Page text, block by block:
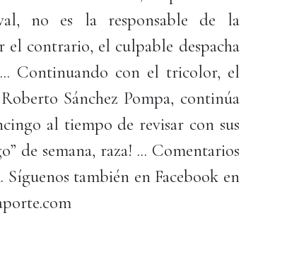
no es la responsable de la
el contrario, el culpable despacha
Continuando con el tricolor, el
Sánchez Pompa, continúa
al tiempo de revisar con sus
de semana, raza! ... Comentarios
también en Facebook en